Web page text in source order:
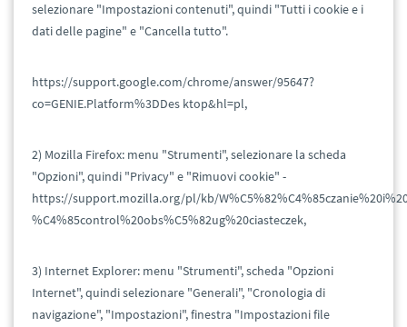
selezionare "Impostazioni contenuti", quindi "Tutti i cookie e i
dati delle pagine" e "Cancella tutto".
https://support.google.com/chrome/answer/95647?
co=GENIE.Platform%3DDes ktop&hl=pl,
2) Mozilla Firefox: menu "Strumenti", selezionare la scheda
"Opzioni", quindi "Privacy" e "Rimuovi cookie" -
https://support.mozilla.org/pl/kb/
%C4%85control%20obs%C5%82ug%20ciasteczek,
3) Internet Explorer: menu "Strumenti", scheda "Opzioni
Internet", quindi selezionare "Generali", "Cronologia di
navigazione", "Impostazioni", finestra "Impostazioni file